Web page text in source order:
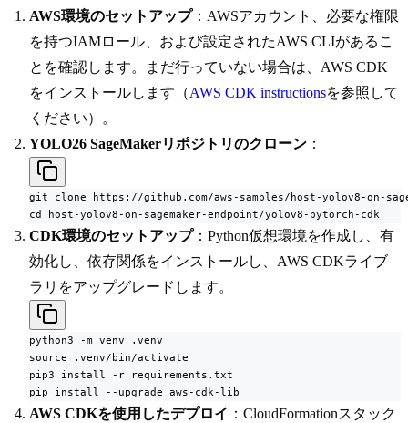
AWS環境のセットアップ：AWSアカウント、必要な権限
を持つIAMロール、および設定されたAWS CLIがあるこ
とを確認します。まだ行っていない場合は、AWS CDK
をインストールします（AWS CDK instructionsを参照して
ください）。
YOLO26 SageMakerリポジトリのクローン ：
git clone https://github.com/aws-samples/host-yolov8-on-
cd host-yolov8-on-sagemaker-endpoint/yolov8-pytorch-cdk
CDK環境のセットアップ：Python仮想環境を作成し、有
効化し、依存関係をインストールし、AWS CDKライブ
ラリをアップグレードします。
python3 -m venv .venv
source .venv/bin/activate
pip3 install -r requirements.txt
pip install --upgrade aws-cdk-lib
AWS CDKを使用したデプロイ ：CloudFormationスタック